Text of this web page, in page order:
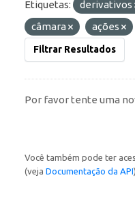
Etiquetas: derivativos
câmara
ações
Filtrar Resultados
Por favor tente uma
Você também pode ter
(veja Documentação da API